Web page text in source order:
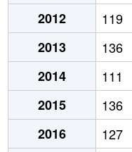
2012
119
2013
136
2014
111
2015
136
2016
127